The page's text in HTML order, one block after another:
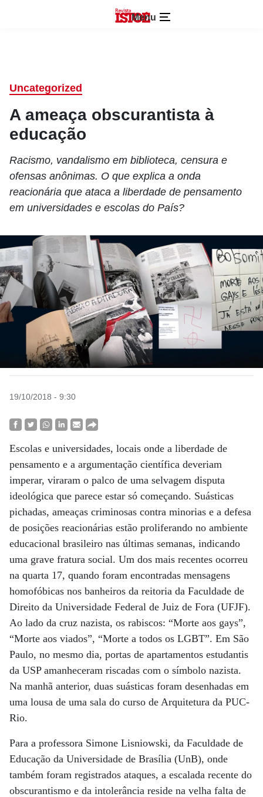
Menu
Uncategorized
A ameaça obscurantista à
educação
Racismo, vandalismo em biblioteca, censura e
ofensas anônimas. O que explica a onda
reacionária que ataca a liberdade de pensamento
em universidades e escolas do País?
19/10/2018 - 9:30
Escolas e universidades, locais onde a liberdade de
pensamento e a argumentação científica deveriam
imperar, viraram o palco de uma selvagem disputa
ideológica que parece estar só começando. Suásticas
pichadas, ameaças criminosas contra minorias e a defesa
de posições reacionárias estão proliferando no ambiente
educacional brasileiro nas últimas semanas, indicando
uma grave fratura social. Um dos mais recentes ocorreu
na quarta 17, quando foram encontradas mensagens
homofóbicas nos banheiros da reitoria da Faculdade de
Direito da Universidade Federal de Juiz de Fora (UFJF).
Ao lado da cruz nazista, os rabiscos: “Morte aos gays”,
“Morte aos viados”, “Morte a todos os LGBT”. Em São
Paulo, no mesmo dia, portas de apartamentos estudantis
da USP amanheceram riscadas com o símbolo nazista.
Na manhã anterior, duas suásticas foram desenhadas em
uma lousa de uma sala do curso de Arquitetura da PUC-
Rio.
Para a professora Simone Lisniowski, da Faculdade de
Educação da Universidade de Brasília (UnB), onde
também foram registrados ataques, a escalada recente do
obscurantismo e da intolerância reside na velha falta de